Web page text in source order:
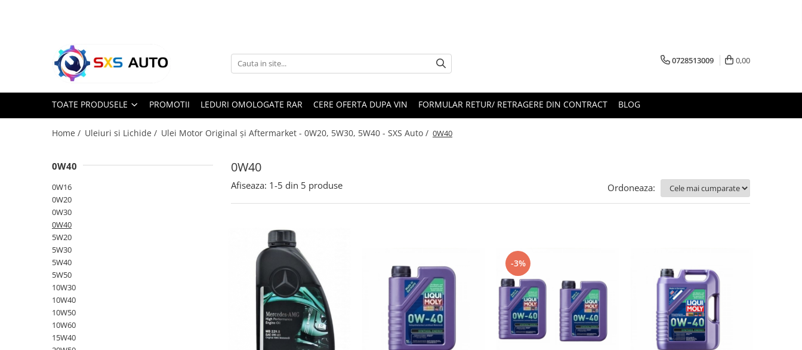
Uleiuri si Lichide
Ulei Motor Original și Aftermarket
- 0W20, 5W30, 5W40 - SXS Auto
0728513009 0,00
TOATE PRODUSELE PROMOTII LEDURI OMOLOGATE RAR CERE OFERTA DUPA VIN FORMULAR RETUR/ RETRAGERE DIN CONTRACT BLOG
Home / Uleiuri si Lichide / Ulei Motor Original și Aftermarket - 0W20, 5W30, 5W40 - SXS Auto / 0W40
0W40
0W40
0W16
0W20
0W30
0W40
5W20
5W30
5W40
5W50
10W30
10W40
10W50
10W60
15W40
Afiseaza: 1-5 din 5 produse Ordoneaza:
-3%